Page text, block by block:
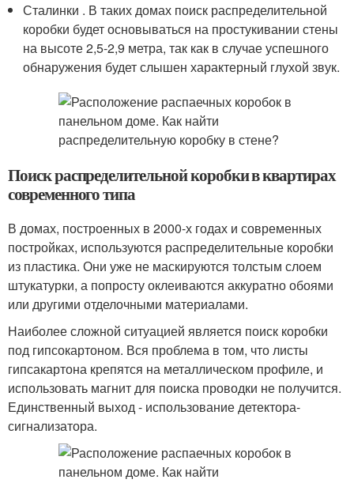
Сталинки . В таких домах поиск распределительной
коробки будет основываться на простукивании стены
на высоте 2,5-2,9 метра, так как в случае успешного
обнаружения будет слышен характерный глухой звук.
Поиск распределительной коробки в квартирах
современного типа
В домах, построенных в 2000-х годах и современных
постройках, используются распределительные коробки
из пластика. Они уже не маскируются толстым слоем
штукатурки, а попросту оклеиваются аккуратно обоями
или другими отделочными материалами.
Наиболее сложной ситуацией является поиск коробки
под гипсокартоном. Вся проблема в том, что листы
гипсакартона крепятся на металлическом профиле, и
использовать магнит для поиска проводки не получится.
Единственный выход - использование детектора-
сигнализатора.